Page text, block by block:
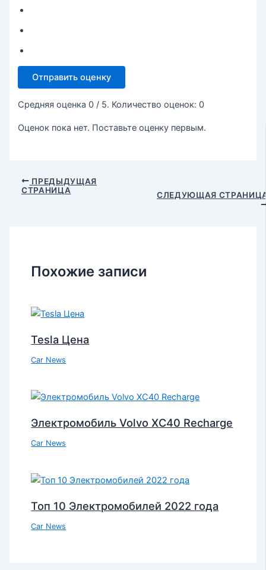
Отправить оценку
Средняя оценка 0 / 5. Количество оценок: 0
Оценок пока нет. Поставьте оценку первым.
ПРЕДЫДУЩАЯ
СТРАНИЦА
СЛЕДУЮЩАЯ
Похожие записи
Tesla Цена
Car News
Электромобиль Volvo XC40 Recharge
Car News
Топ 10 Электромобилей 2022 года
Car News